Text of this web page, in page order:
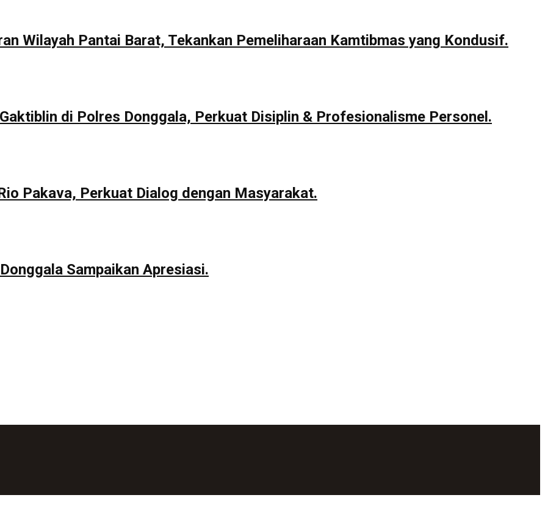
Wilayah Pantai Barat, Tekankan Pemeliharaan Kamtibmas yang Kondusif.
di Polres Donggala, Perkuat Disiplin & Profesionalisme Personel.
Pakava, Perkuat Dialog dengan Masyarakat.
Sampaikan Apresiasi.